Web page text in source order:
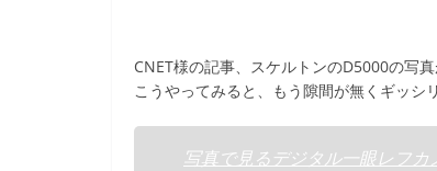
CNET様の記事、スケルトンのD5000の写真
こうやってみると、もう隙間が無くギッ
写真で見るデジタル一眼レフ